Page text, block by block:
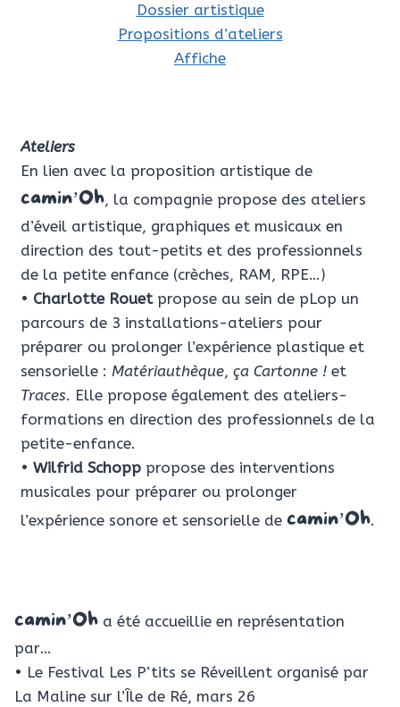
Dossier artistique
Propositions d’ateliers
Affiche
Ateliers
En lien avec la proposition artistique de
camin’Oh, la compagnie propose des ateliers
d’éveil artistique, graphiques et musicaux en
direction des tout-petits et des professionnels
de la petite enfance (crèches, RAM, RPE…)
• Charlotte Rouetpropose au sein de pLop un
parcours de 3 installations-ateliers pour
préparer ou prolonger l’expérience plastique et
sensorielle : Matériauthèque,ça Cartonne ! et
Traces. Elle propose également des ateliers-
formations en direction des professionnels de la
petite-enfance.
•Wilfrid Schopp propose des interventions
musicales pour préparer ou prolonger
l’expérience sonore et sensorielle decamin’Oh.
camin’Oh a été accueillie en représentation
par…
• Le Festival Les P’tits se Réveillent organisé par
La Maline sur l’Île de Ré, mars 26